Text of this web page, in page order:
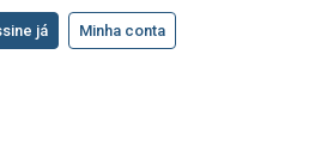
já Minha conta